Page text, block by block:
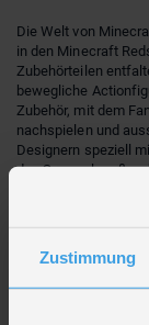
Zustimmung
Die Welt von
in den Minecraft
Zubehörteilen
bewegliche
Zubehör, mit dem
nachspielen und
Designern speziell
den Sammelspaß
Geschenk für
Mit den
Fans die Action
Actionfigur,